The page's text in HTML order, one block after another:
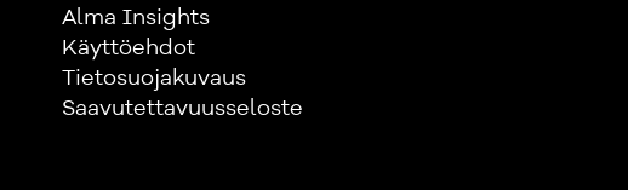
Alma Insights
Käyttöehdot
Tietosuojakuvaus
Saavutettavuusseloste